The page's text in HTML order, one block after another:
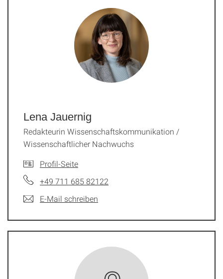
Lena Jauernig
Redakteurin Wissenschaftskommunikation /
Wissenschaftlicher Nachwuchs
Profil-Seite
+49 711 685 82122
E-Mail schreiben